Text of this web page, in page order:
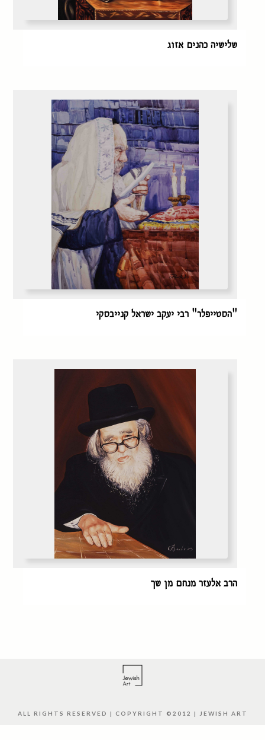
שלישיה כהנים אזוג
"הסטייפלר" רבי יעקב ישראל קנייבסקי
הרב אלעזר מנחם מן שך
ALL RIGHTS RESERVED | COPYRIGHT ©2012 | JEWISH ART